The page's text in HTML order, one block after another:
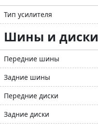
Тип усилителя
Шины и диски
Передние шины
Задние шины
Передние диски
Задние диски